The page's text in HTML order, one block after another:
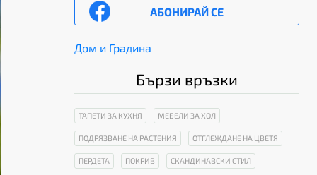
АБОНИРАЙ СЕ
Дом и Градина
Бързи връзки
ТАПЕТИ ЗА КУХНЯ МЕБЕЛИ ЗА ХОЛ
ПОДРЯЗВАНЕ НА РАСТЕНИЯ ОТГЛЕЖДАНЕ НА ЦВЕТЯ
ПЕРДЕТА ПОКРИВ СКАНДИНАВСКИ СТИЛ